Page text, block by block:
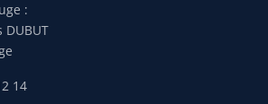
:
DUBUT
14